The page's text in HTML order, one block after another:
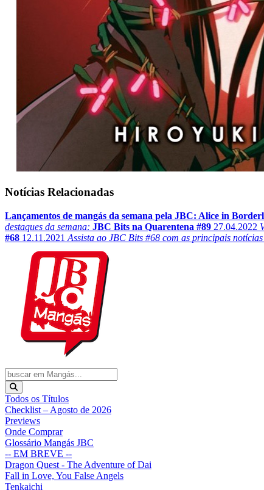
Notícias Relacionadas
Lançamentos de mangás da semana pela JBC: Alice in
destaques da semana: JBC Bits na Quarentena #89 27.04.2022
#68 12.11.2021 Assista ao JBC Bits #68 com as principais
Todos os Títulos
Checklist – Agosto de 2026
Previews
Onde Comprar
Glossário Mangás JBC
-- EM BREVE --
Dragon Quest - The Adventure of Dai
Fall in Love, You False Angels
Tenkaichi